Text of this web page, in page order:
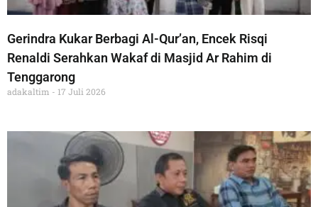
Gerindra Kukar Berbagi Al-Qur’an, Encek Risqi
Renaldi Serahkan Wakaf di Masjid Ar Rahim di
Tenggarong
adakaltim 17 Juli 2026